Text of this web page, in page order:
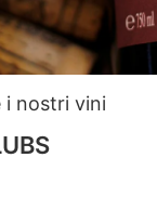
i nostri vini